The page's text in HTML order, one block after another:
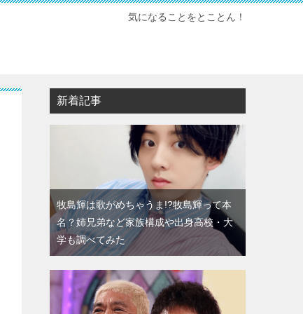
気になることをとことん！
新着記事
牧島輝は歌がめちゃうま!?牧島輝って本
名？姉兄弟など家族構成や出身高校・大
学も調べてみた